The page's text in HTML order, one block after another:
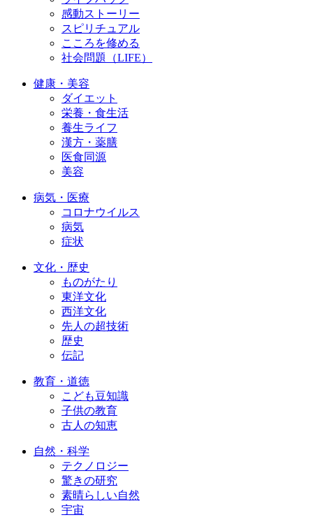
感動ストーリー
スピリチュアル
こころを修める
社会問題（LIFE）
健康・美容
ダイエット
栄養・食生活
養生ライフ
漢方・薬膳
医食同源
美容
病気・医療
コロナウイルス
病気
症状
文化・歴史
ものがたり
東洋文化
西洋文化
先人の超技術
歴史
伝記
教育・道徳
こども豆知識
子供の教育
古人の知恵
自然・科学
テクノロジー
驚きの研究
素晴らしい自然
宇宙